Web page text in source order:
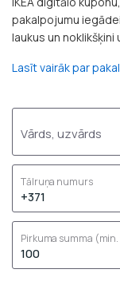
pakalpojumu
laukus un noklikšķini
Lasīt vairāk par
Vārds, uzvārds
Tālruņa numurs
Pirkuma summa (min.